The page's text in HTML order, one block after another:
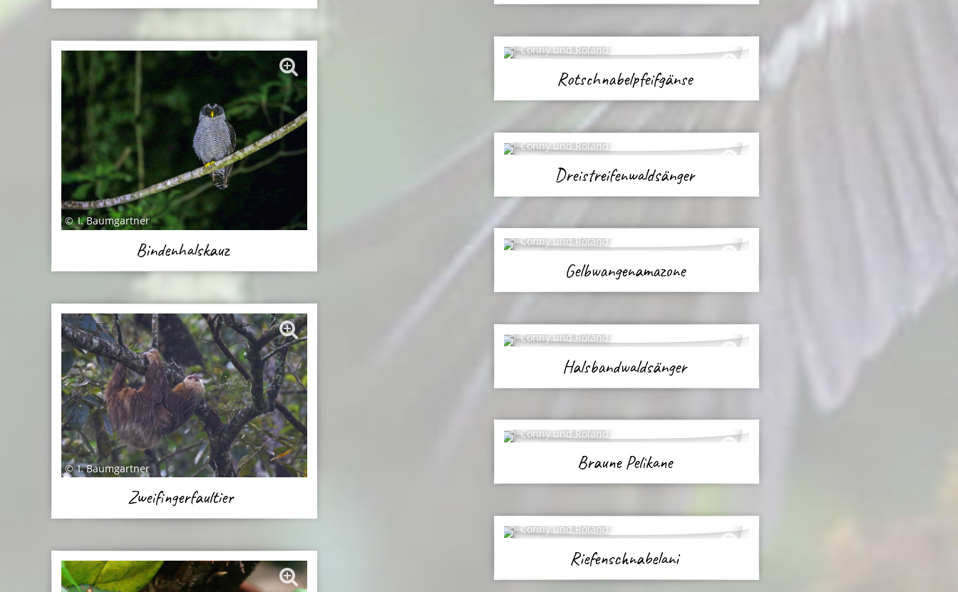
I. Baumgartner
Bindenhalskauz
I. Baumgartner
Zweifingerfaultier
Conny und Roland
Rotschnabelpfeifgänse
Conny und Roland
Dreistreifenwaldsänger
Conny und Roland
Gelbwangenamazone
Conny und Roland
Halsbandwaldsänger
Conny und Roland
Braune Pelikane
Conny und Roland
Riefenschnabelani